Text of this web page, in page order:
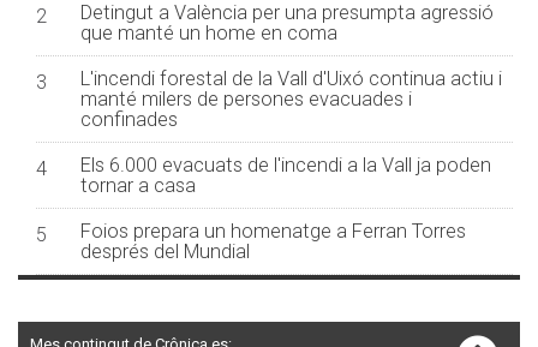
2
Detingut a València per una presumpta agressió
que manté un home en coma
3
L'incendi forestal de la Vall d'Uixó continua actiu i
manté milers de persones evacuades i
confinades
4
Els 6.000 evacuats de l'incendi a la Vall ja poden
tornar a casa
5
Foios prepara un homenatge a Ferran Torres
després del Mundial